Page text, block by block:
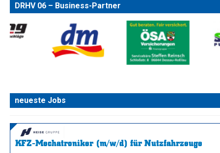
DRHV 06 – Business-Partner
neueste Jobs
KFZ-Mechatroniker (m/w/d) für Nutzfahrzeuge